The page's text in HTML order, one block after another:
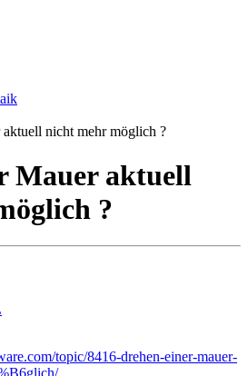
nicht mehr möglich ?
Mauer aktuell
?
topic/8416-drehen-einer-mauer-